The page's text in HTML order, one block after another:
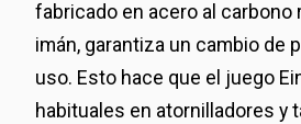
fabricado en acero al carbono
imán, garantiza un cambio de
uso. Esto hace que el juego
habituales en atornilladores y